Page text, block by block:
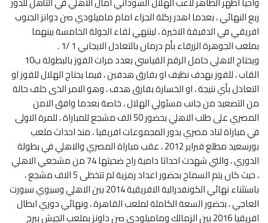
ربع النهائي ، بعدما اهدر ركلة الجزاء امام ماميلودي صن دوانز الجنوب
افريقي في الدقيقة الاخيرة ، لينتهي لقاء الجولة الخامسة بينهما
بملعب الجوهرة الزرقاء بأم درمان بالتعادل الايجابي 1 /1 .
ويحتاج الاهلي حامل الرقم القياسي بعدد مرات الفوز بالبطولة ب10
القاب ، للفوز بهدف نظيف او بفارق هدفين ، فيما يحتاج الهلال للفوز او
التعادل بأي نتيجة ، او الخسارة بفارق هدف ، وهو الامر الذى خلف حالة
من التصعيد من جانب مسئولي الهلال ، خاصة بعدما وافق الامن
المصري على طلب الاهلي بحضور 50 الف مشجع للمباراة ، للمرة الاولى
في مباراة لناد مصري بدور المجموعات افريقيا ، منذ احداث ملعب
بورسعيد مطلع فبراير 2012 ، عقب مباراة المصري والاهلي في بطولة
الدوري ، والتي شهدت احداثا دامية راح ضحيتها 74 من مشجعي الاهلي
، حيث كان يتم السماح بحضور اعداد رمزية لم تتخطى 5 الاف مشجع ،
باستثناء نهائي الكونفدرالية الافريقية 2014 بين الاهلي وسيوي سبورت
العاجي ، بحضور السعة الكاملة لملعب القاهرة ، ونهائي دوري ابطال
افريقيا 2016 بين الزمالك وماميلودي صن داونز بملعب الجيش ببرج